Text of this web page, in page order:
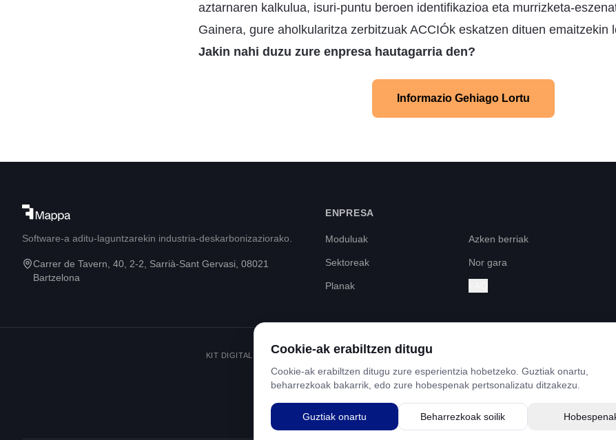
aztarnaren kalkulua, isuri-puntu beroen identifikazioa eta murrizketa-
Gainera, gure aholkularitza zerbitzuak ACCIÓk eskatzen dituen emaitzekin
Jakin nahi duzu zure enpresa hautagarria den?
Informazio Gehiago Lortu
Software-a aditu-laguntzarekin industria-deskarbonizaziorako.
Carrer de Tavern, 40, 2-2, Sarrià-Sant Gervasi, 08021
Bartzelona
ENPRESA
Moduluak
Sektoreak
Planak
Azken berriak
Nor gara
KIT DIGITAL PROGRAMA, NEXT GENERATION FUNTSEK FINANTZATUA, SUSPERTZE ETA
Cookie-ak erabiltzen ditugu
Cookie-ak erabiltzen ditugu zure esperientzia hobetzeko. Guztiak onartu,
beharrezkoak bakarrik, edo zure hobespenak pertsonalizatu ditzakezu.
Guztiak onartu Beharrezkoak soilik